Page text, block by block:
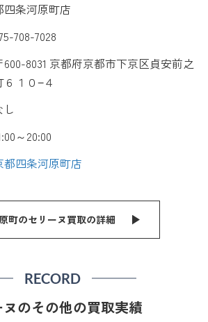
四条河原町店
708-7028
600-8031 京都府京都市下京区貞安前之
６１０−４
し
～20:00
都四条河原町店
町のセリーヌ買取の詳細
RECORD
のその他の買取実績